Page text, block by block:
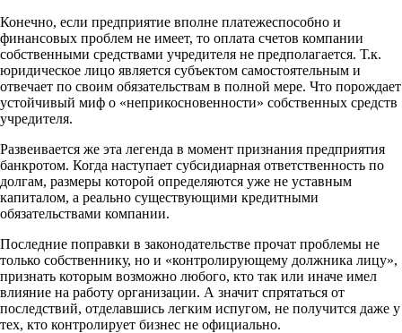
Конечно, если предприятие вполне платежеспособно и
финансовых проблем не имеет, то оплата счетов компании
собственными средствами учредителя не предполагается. Т.к.
юридическое лицо является субъектом самостоятельным и
отвечает по своим обязательствам в полной мере. Что порождает
устойчивый миф о «неприкосновенности» собственных средств
учредителя.
Развеивается же эта легенда в момент признания предприятия
банкротом. Когда наступает субсидиарная ответственность по
долгам, размеры которой определяются уже не уставным
капиталом, а реально существующими кредитными
обязательствами компании.
Последние поправки в законодательстве прочат проблемы не
только собственнику, но и «контролирующему должника лицу»,
признать которым возможно любого, кто так или иначе имел
влияние на работу организации. А значит спрятаться от
последствий, отделавшись легким испугом, не получится даже у
тех, кто контролирует бизнес не официально.